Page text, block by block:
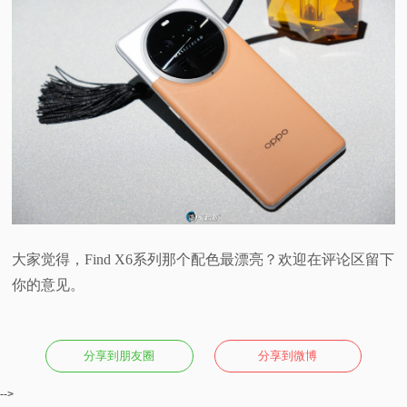
大家觉得，Find X6系列那个配色最漂亮？欢迎在评论区留下
你的意见。
分享到朋友圈 分享到微博
-->